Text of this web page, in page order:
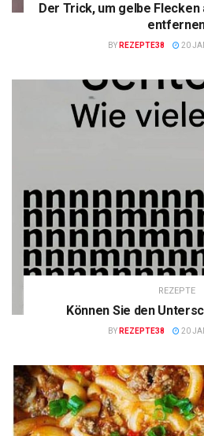
Der Trick, um gelbe Flecken
BY REZEPTE38 20
REZEPTE
Können Sie den
BY REZEPTE38 20